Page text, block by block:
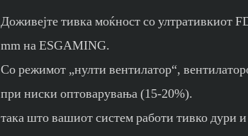
Доживејте тивка моќност со ултративкиот
mm на ESGAMING.
Со режимот „нулти вентилатор“,
при ниски оптоварувања (15-20%).
така што вашиот систем работи тивко дури